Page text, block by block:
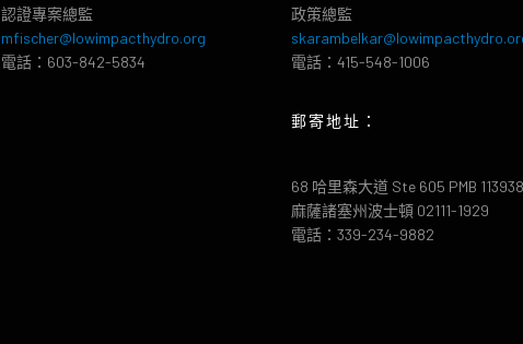
認證專案總監
mfischer@lowimpacthydro.org
電話：603-842-5834
政策總監
電話：415-548-1006
郵寄地址：
68 哈里森大道 Ste 605 PMB 113938
麻薩諸塞州波士頓 02111-1929
電話：339-234-9882